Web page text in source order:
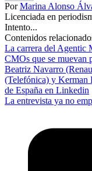
PorMarina Alonso
Licenciada en
Intento...
Contenidos
La carrera del Agentic
CMOs que se muevan
Beatriz Navarro
(Telefónica) y Kerman
de España en Linkedin
La entrevista ya no